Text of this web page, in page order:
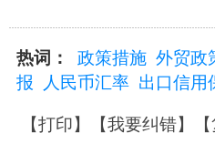
热词： 政策措施 外贸政
报
人民币汇率 出口信用
【打印】【我要纠错】【